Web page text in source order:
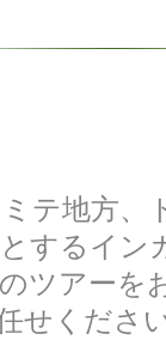
テ地方、
するイ
ツアーを
せくださ